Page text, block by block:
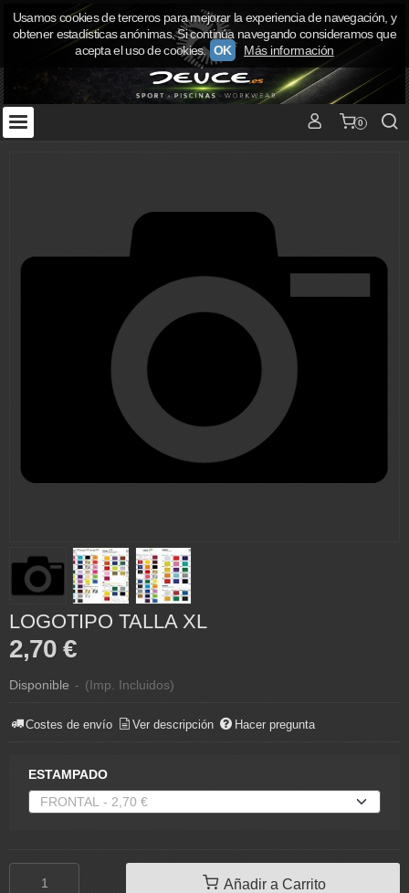
0
LOGOTIPO TALLA XL
2,70 €
Disponible - (Imp. Incluidos)
Costes de envío Ver descripción Hacer pregunta
ESTAMPADO
Añadir a Carrito
Usamos cookies de terceros para mejorar la experiencia de navegación, y
obtener estadísticas anónimas. Si continúa navegando consideramos que
acepta el uso de cookies. OK Más información